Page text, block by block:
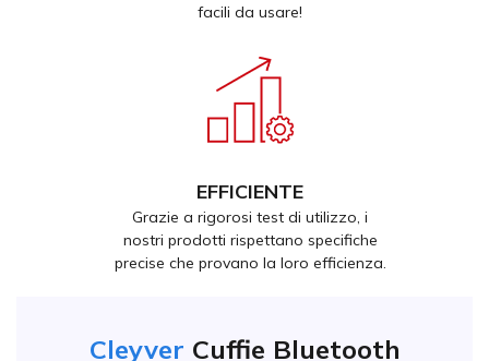
facili da usare!
EFFICIENTE
Grazie a rigorosi test di utilizzo, i
nostri prodotti rispettano specifiche
precise che provano la loro efficienza.
Cleyver Cuffie Bluetooth